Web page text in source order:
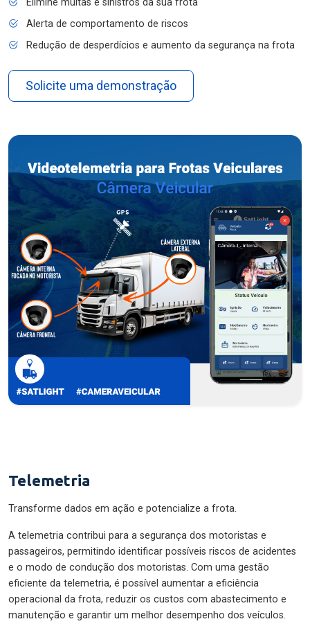
Elimine multas e sinistros da sua frota
Alerta de comportamento de riscos
Redução de desperdícios e aumento da segurança na frota
Solicite uma demonstração
Telemetria
Transforme dados em ação e potencialize a frota.
A telemetria contribui para a segurança dos motoristas e
passageiros, permitindo identificar possíveis riscos de acidentes
e o modo de condução dos motoristas. Com uma gestão
eficiente da telemetria, é possível aumentar a eficiência
operacional da frota, reduzir os custos com abastecimento e
manutenção e garantir um melhor desempenho dos veículos.